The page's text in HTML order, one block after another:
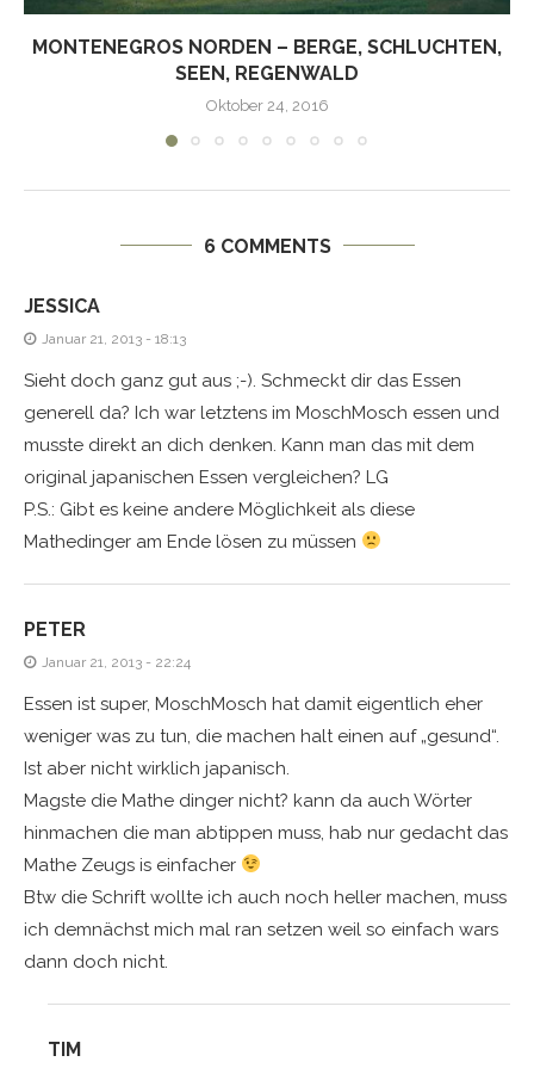
MONTENEGROS NORDEN – BERGE, SCHLUCHTEN,
SEEN, REGENWALD
Oktober 24, 2016
6 COMMENTS
JESSICA
Januar 21, 2013 - 18:13
Sieht doch ganz gut aus ;-). Schmeckt dir das Essen
generell da? Ich war letztens im MoschMosch essen und
musste direkt an dich denken. Kann man das mit dem
original japanischen Essen vergleichen? LG
P.S.: Gibt es keine andere Möglichkeit als diese
Mathedinger am Ende lösen zu müssen
PETER
Januar 21, 2013 - 22:24
Essen ist super, MoschMosch hat damit eigentlich eher
weniger was zu tun, die machen halt einen auf „gesund“.
Ist aber nicht wirklich japanisch.
Magste die Mathe dinger nicht? kann da auch Wörter
hinmachen die man abtippen muss, hab nur gedacht das
Mathe Zeugs is einfacher
Btw die Schrift wollte ich auch noch heller machen, muss
ich demnächst mich mal ran setzen weil so einfach wars
dann doch nicht.
TIM